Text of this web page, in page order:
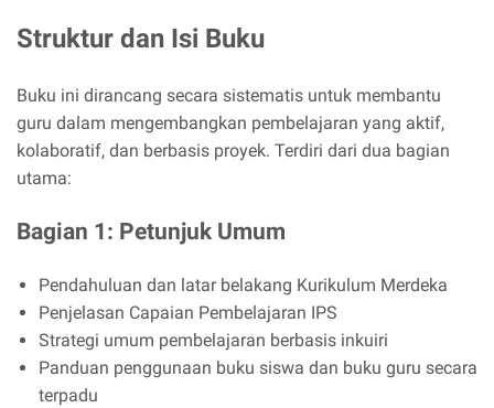
Struktur dan Isi Buku
Buku ini dirancang secara sistematis untuk membantu
guru dalam mengembangkan pembelajaran yang aktif,
kolaboratif, dan berbasis proyek. Terdiri dari dua bagian
utama:
Bagian 1: Petunjuk Umum
Pendahuluan dan latar belakang Kurikulum Merdeka
Penjelasan Capaian Pembelajaran IPS
Strategi umum pembelajaran berbasis inkuiri
Panduan penggunaan buku siswa dan buku guru secara
terpadu